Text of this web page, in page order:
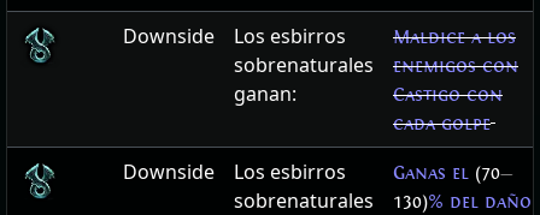
Downside
Los esbirros
sobrenaturales
ganan:
Maldice a los
enemigos con
Castigo con
cada golpe
Downside
Los esbirros
sobrenaturales
Ganas el (70—
130)% del daño